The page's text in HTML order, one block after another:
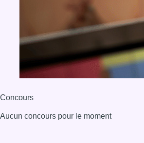
Concours
Aucun concours pour le moment